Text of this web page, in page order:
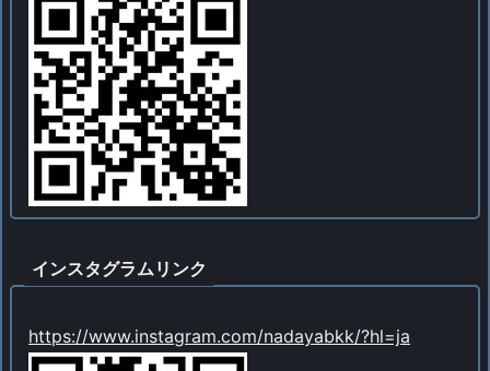
インスタグラムリンク
https://www.instagram.com/nadayabkk/?hl=ja